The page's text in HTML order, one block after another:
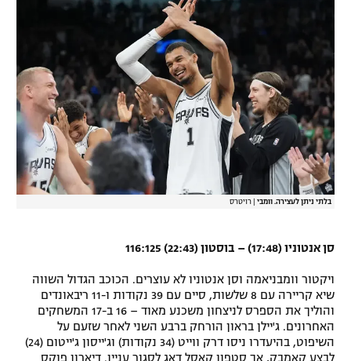
רשיון להקרנה פומבית לבית עסק
הצטרפות לחבילת הערוצים
לוח דרושים – ג'ובנט
תגיות
המגזין
בלתי ניתן לעצירה. וומבי רויטרס
סן אנטוניו (17:48) – בוסטון (22:43) 116:125
ויקטור וומבניאמה וסן אנטוניו לא עוצרים. הכוכב הגדול השווה
שיא קריירה עם 8 שלשות, סיים עם 39 נקודות ו-11 ריבאונדים
והוליך את הספרס לניצחון משכנע מאוד – 16 ב-17 המשחקים
האחרונים. ג'יילן בראון הורחק ברבע השני לאחר שזעם על
השיפוט, בהיעדרו ניסו דרק ווייט (34 נקודות) וג'ייסון ג'ייטום (24)
לבצע קאמבק, אך סטפון קאסל דאג לסגור עניין. דיארון פוקס